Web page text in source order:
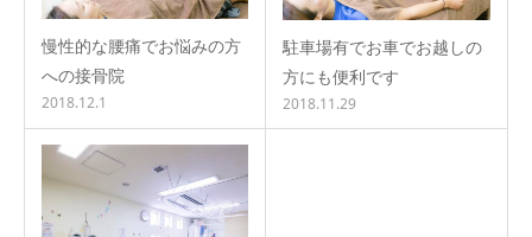
慢性的な腰痛でお悩みの方
への接骨院
2018.12.1
駐車場有でお車でお越しの
方にも便利です
2018.11.29